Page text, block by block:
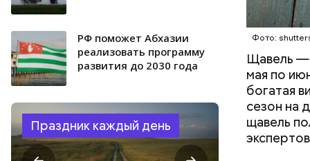
РФ поможет Абхазии
реализовать программу
развития до 2030 года
Праздник каждый день
Фото:
Щавель —
мая по
богатая
сезон на
щавель